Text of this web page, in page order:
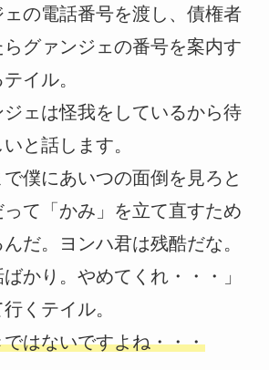
の電話番号を渡し、債権者
グァンジェの番号を案内す
イル。
ジェは怪我をしているから待
と話します。
僕にあいつの面倒を見ろと
て「かみ」を立て直すため
だ。ヨンハ君は残酷だな。
かり。やめてくれ・・・」
くテイル。
はないですよね・・・